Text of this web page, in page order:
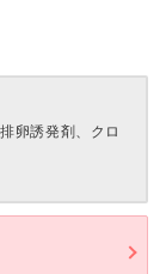
卵誘発剤、クロ